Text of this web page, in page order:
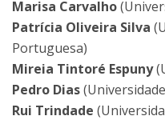
Marisa Carvalho
Patrícia Oliveira Silva
Portuguesa)
Mireia Tintoré Espuny
Pedro Dias
Rui Trindade